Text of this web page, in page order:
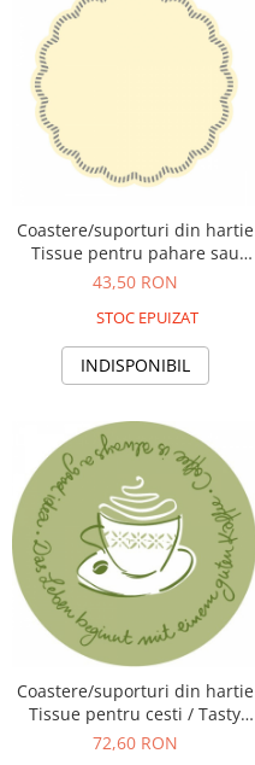
Coastere/suporturi din hartie
Tissue pentru pahare sau
cesti / crem/ diametru 9 cm /
43,50 RON
STOC EPUIZAT
INDISPONIBIL
Coastere/suporturi din hartie
Tissue pentru cesti / Tasty
Coffee - oliv / diametru 9 cm /
72,60 RON